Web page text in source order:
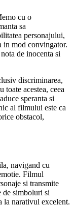
cu o
sa
personajului,
in mod convingator.
de inocenta si
discriminarea,
acestea, ceea
speranta si
al filmului este ca
obstacol,
navigand cu
Filmul
si transmite
de simboluri si
la narativul excelent.